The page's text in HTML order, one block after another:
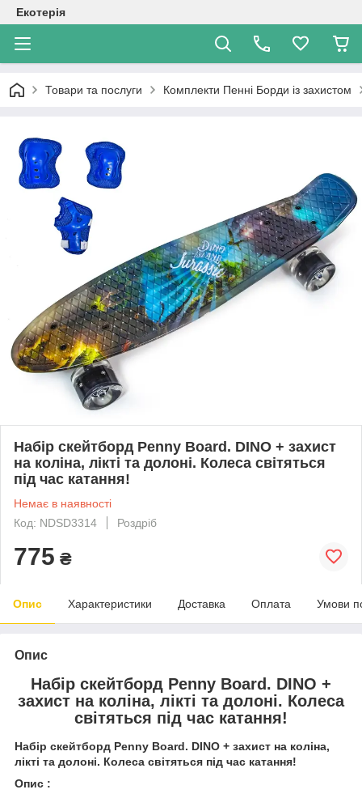
Екотерія
Товари та послуги Комплекти Пенні Борди із захистом
Набір скейтборд Penny Board. DINO + захист
на коліна, лікті та долоні. Колеса світяться
під час катання!
Немає в наявності
Код: NDSD3314
Роздріб
775 ₴
Опис Характеристики Доставка Оплата Умови
Опис
Набір скейтборд Penny Board. DINO +
захист на коліна, лікті та долоні. Колеса
світяться під час катання!
Набір скейтборд Penny Board. DINO + захист на коліна,
лікті та долоні. Колеса світяться під час катання!
Опис :